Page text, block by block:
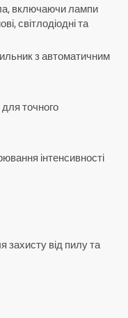
включаючи лампи
світлодіодні та
з автоматичним
точного
інтенсивності
захисту від пилу та